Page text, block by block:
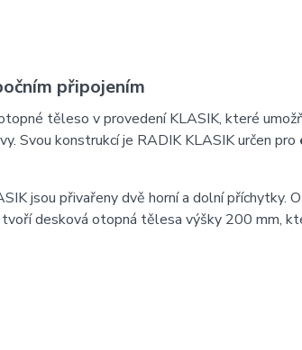
připojením
těleso v provedení KLASIK, které
Svou konstrukcí je RADIK KLASIK určen pro
jsou přivařeny dvě horní a dolní
desková otopná tělesa výšky 200 mm,